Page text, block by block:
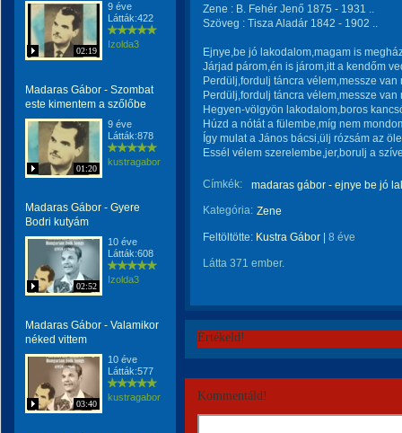
02:19
9 éve
Látták:422
Izolda3
Madaras Gábor - Szombat
este kimentem a szőlőbe
01:20
9 éve
Látták:878
kustragabor
Madaras Gábor - Gyere
Bodri kutyám
02:52
10 éve
Látták:608
Izolda3
Madaras Gábor - Valamikor
néked vittem
03:40
10 éve
Látták:577
kustragabor
Zene : B. Fehér Jenő 1875 - 1931 ..
Szöveg : Tisza Aladár 1842 - 1902 ..
Ejnye,be jó lakodalom,magam is
Járjad párom,én is járom,itt a kendőm
Perdülj,fordulj táncra vélem,messze
Perdülj,fordulj táncra vélem,messze
Hegyen-völgyön lakodalom,boros
Húzd a nótát a fülembe,míg nem
Így mulat a János bácsi,ülj rózsám az
Essél vélem szerelembe,jer,borulj a
Címkék:
madaras gábor - ejnye be jó
Kategória: Zene
Feltöltötte: Kustra Gábor 8 éve
Látta 371 ember.
Értékeld!
Kommentáld!